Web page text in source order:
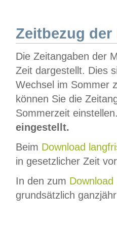
Zeitbezug der
Die Zeitangaben der
Zeit dargestellt. Dies
Wechsel im Sommer
können Sie die
Sommerzeit
eingestellt.
Beim Download
in gesetzlicher Zeit
In den zum Download
grundsätzlich